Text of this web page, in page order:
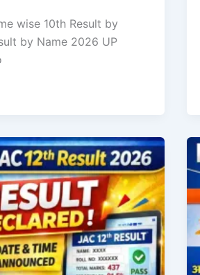
wise 10th Result by
by Name 2026 UP